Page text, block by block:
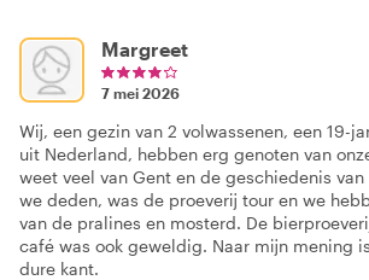
Margreet
7 mei 2026
Wij, een gezin van 2 volwassenen, een 19-
uit Nederland, hebben erg genoten van
weet veel van Gent en de geschiedenis
we deden, was de proeverij tour en we
van de pralines en mosterd. De
café was ook geweldig. Naar mijn mening
dure kant.